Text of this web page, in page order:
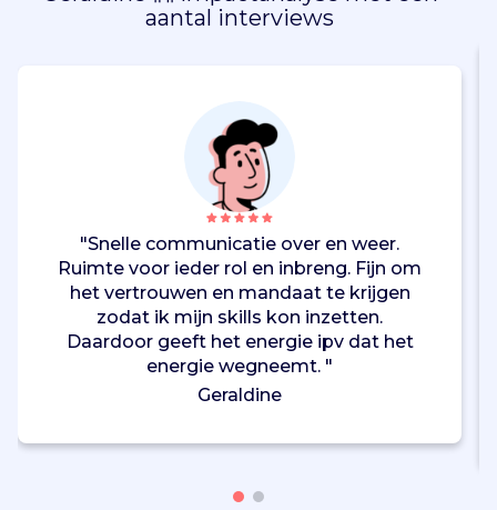
aantal interviews
"Snelle communicatie over en weer.
Ruimte voor ieder rol en inbreng. Fijn om
het vertrouwen en mandaat te krijgen
zodat ik mijn skills kon inzetten.
Daardoor geeft het energie ipv dat het
energie wegneemt. "
Geraldine